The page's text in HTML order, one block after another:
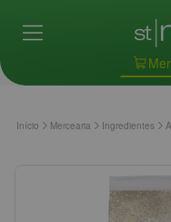
Início Mercearia Ingredientes